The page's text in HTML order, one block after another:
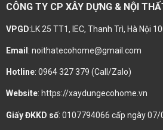
CÔNG TY CP XÂY DỰNG & NỘI
VPGD:LK 25 TT1, IEC, Thanh Trì, Hà Nội
Email : noithatecohome@gmail.com
Hotline: 0964 327 379 (Call/Zalo)
Website: https://xaydungecohome.vn
Giấy ĐKKD số: 0107794066 cấp ngày 07/